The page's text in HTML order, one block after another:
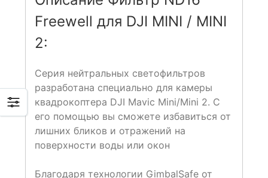
Freewell для DJI MINI / MINI
2:
Серия нейтральных светофильтров
разработана специально для камеры
квадрокоптера DJI Mavic Mini/Mini 2. С
его помощью вы сможете избавиться от
лишних бликов и отражений на
поверхности воды или окон
Благодаря технологии GimbalSafe от